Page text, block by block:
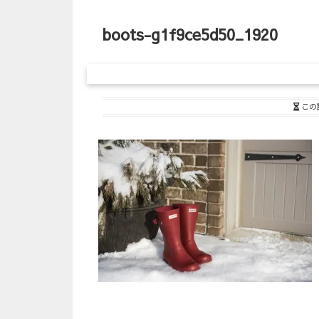
boots-g1f9ce5d50_1920
この